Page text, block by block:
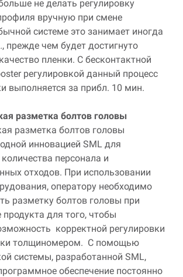
не делать регулировку
вручную при смене
системе это занимает иногда
прежде чем будет достигнуто
пленки. С бесконтактной
регулировкой данный процесс
выполняется за прибл. 10 мин.
разметка болтов головы
разметка болтов головы
инновацией SML для
персонала и
отходов. При использовании
оператору необходимо
разметку болтов головы при
для того, чтобы
корректной регулировки
толщиномером. С помощью
системы, разработанной SML,
обеспечение постоянно